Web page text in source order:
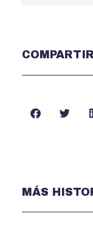
MÁS